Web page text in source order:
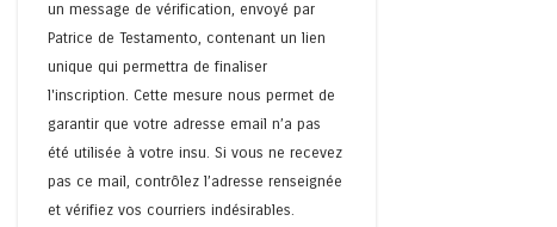
un message de vérification, envoyé par
Patrice de Testamento, contenant un lien
unique qui permettra de finaliser
l'inscription. Cette mesure nous permet de
garantir que votre adresse email n’a pas
été utilisée à votre insu. Si vous ne recevez
pas ce mail, contrôlez l’adresse renseignée
et vérifiez vos courriers indésirables.